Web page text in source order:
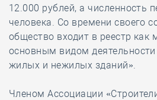
12.000 рублей, а численность
человека. Со времени своего
общество входит в реестр как
основным видом деятельности
жилых и нежилых зданий».
Членом Ассоциации